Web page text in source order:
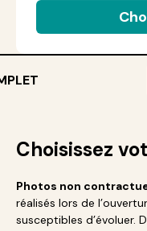
Choisissez
Photos non
réalisés lors de
susceptibles d’évoluer.